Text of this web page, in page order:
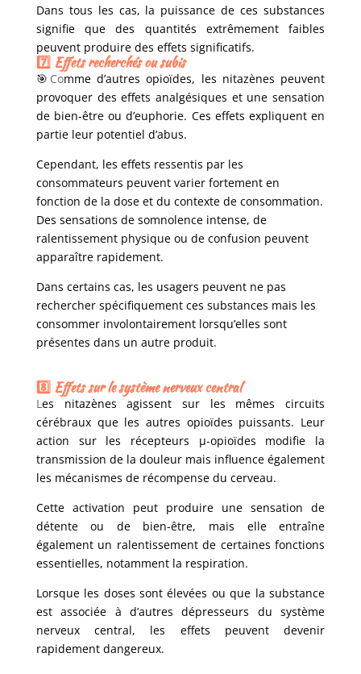
Dans tous les cas, la puissance de ces substances
signifie que des quantités extrêmement faibles
peuvent produire des effets significatifs.
7️⃣ Effets recherchés ou subis
🎯 Comme d’autres opioïdes, les nitazènes peuvent
provoquer des effets analgésiques et une sensation
de bien-être ou d’euphorie. Ces effets expliquent en
partie leur potentiel d’abus.
Cependant, les effets ressentis par les
consommateurs peuvent varier fortement en
fonction de la dose et du contexte de consommation.
Des sensations de somnolence intense, de
ralentissement physique ou de confusion peuvent
apparaître rapidement.
Dans certains cas, les usagers peuvent ne pas
rechercher spécifiquement ces substances mais les
consommer involontairement lorsqu’elles sont
présentes dans un autre produit.
8️⃣ Effets sur le système nerveux central
Les nitazènes agissent sur les mêmes circuits
cérébraux que les autres opioïdes puissants. Leur
action sur les récepteurs µ-opioïdes modifie la
transmission de la douleur mais influence également
les mécanismes de récompense du cerveau.
Cette activation peut produire une sensation de
détente ou de bien-être, mais elle entraîne
également un ralentissement de certaines fonctions
essentielles, notamment la respiration.
Lorsque les doses sont élevées ou que la substance
est associée à d’autres dépresseurs du système
nerveux central, les effets peuvent devenir
rapidement dangereux.